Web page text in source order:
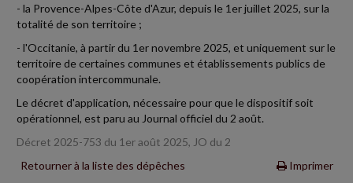
- la Provence-Alpes-Côte d'Azur, depuis le 1er juillet 2025, sur la
totalité de son territoire ;
- l'Occitanie, à partir du 1er novembre 2025, et uniquement sur le
territoire de certaines communes et établissements publics de
coopération intercommunale.
Le décret d'application, nécessaire pour que le dispositif soit
opérationnel, est paru au Journal officiel du 2 août.
Décret 2025-753 du 1er août 2025, JO du 2
Retourner à la liste des dépêches
Imprimer